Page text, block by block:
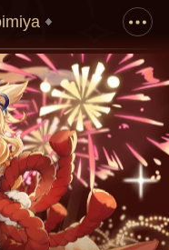
ร์คทั้งหมด